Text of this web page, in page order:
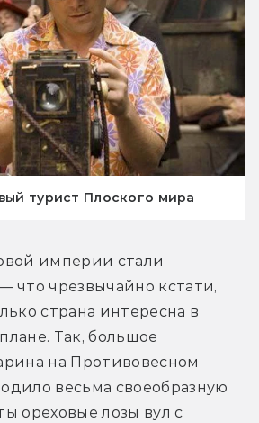
турист Плоского мира
империи стали
что чрезвычайно кстати,
страна интересна в
Так, большое
на Противовесном
весьма своеобразную
ореховые лозы вул с